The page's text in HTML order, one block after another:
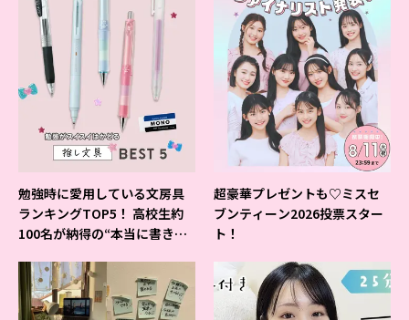
勉強時に愛用している文房具
ランキングTOP5！ 高校生約
100名が納得の“本当に書きや
超豪華プレゼントも♡ミスセ
ブンティーン2026投票スター
ト！